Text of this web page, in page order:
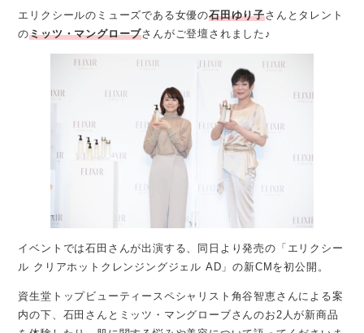
エリクシールのミューズである女優の石田ゆり子さんとタレント
のミッツ・マングローブさんがご登壇されました♪
イベントでは石田さんが出演する、同日より発売の「エリクシー
ル クリアホットクレンジングジェル AD」の新CMを初公開。
資生堂トップビューティースペシャリスト角谷智恵さんによる案
内の下、石田さんとミッツ・マングローブさんのお2人が新商品